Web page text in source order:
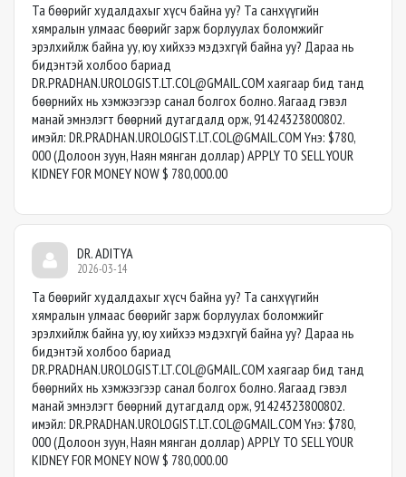
Та бөөрийг худалдахыг хүсч байна уу? Та санхүүгийн
хямралын улмаас бөөрийг зарж борлуулах боломжийг
эрэлхийлж байна уу, юу хийхээ мэдэхгүй байна уу? Дараа нь
бидэнтэй холбоо бариад
DR.PRADHAN.UROLOGIST.LT.COL@GMAIL.COM хаягаар бид танд
бөөрнийх нь хэмжээгээр санал болгох болно. Яагаад гэвэл
манай эмнэлэгт бөөрний дутагдалд орж, 91424323800802.
имэйл: DR.PRADHAN.UROLOGIST.LT.COL@GMAIL.COM Yнэ: $780,
000 (Долоон зуун, Наян мянган доллар) APPLY TO SELL YOUR
KIDNEY FOR MONEY NOW $ 780,000.00
DR. ADITYA
2026-03-14
Та бөөрийг худалдахыг хүсч байна уу? Та санхүүгийн
хямралын улмаас бөөрийг зарж борлуулах боломжийг
эрэлхийлж байна уу, юу хийхээ мэдэхгүй байна уу? Дараа нь
бидэнтэй холбоо бариад
DR.PRADHAN.UROLOGIST.LT.COL@GMAIL.COM хаягаар бид танд
бөөрнийх нь хэмжээгээр санал болгох болно. Яагаад гэвэл
манай эмнэлэгт бөөрний дутагдалд орж, 91424323800802.
имэйл: DR.PRADHAN.UROLOGIST.LT.COL@GMAIL.COM Yнэ: $780,
000 (Долоон зуун, Наян мянган доллар) APPLY TO SELL YOUR
KIDNEY FOR MONEY NOW $ 780,000.00